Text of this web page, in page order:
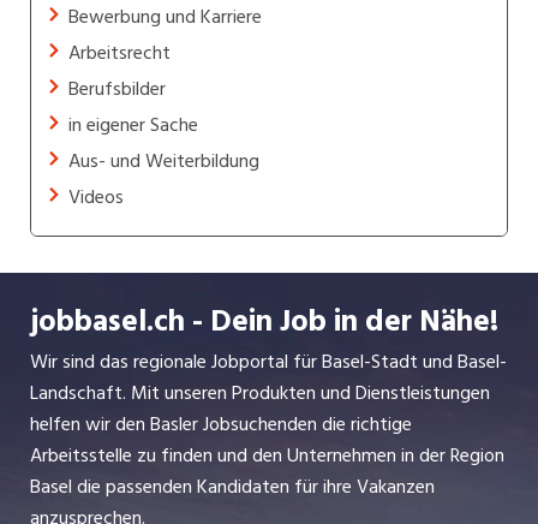
Bewerbung und Karriere
Arbeitsrecht
Berufsbilder
in eigener Sache
Aus- und Weiterbildung
Videos
jobbasel.ch - Dein Job in der Nähe!
Wir sind das regionale Jobportal für Basel-Stadt und Basel-
Landschaft. Mit unseren Produkten und Dienstleistungen
helfen wir den Basler Jobsuchenden die richtige
Arbeitsstelle zu finden und den Unternehmen in der Region
Basel die passenden Kandidaten für ihre Vakanzen